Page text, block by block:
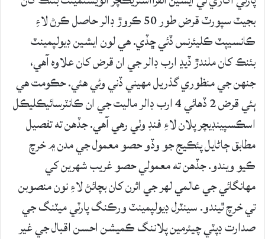
بجيٽ سپورٽ قرض طور 50 ڪروڙ ڊالر حاصل ڪرڻ لاءِ
ڪانسيپٽ ڪليئرنس ڏئي ڇڏي. هي لون ايشين ڊيولپمينٽ
بئنڪ کان ملندڙ ڏيڍ ارب ڊالر جي ان قرض کان علاوه آهي،
جنهن جي منظوري گذريل مهيني ڏني وئي هئي. حڪومت هي
ٻئي قرض 2 ڏهائي 4 ارب ڊالر ماليت جي ان ڪانٽرسائيڪليڪل
اسڪسپينڊيچر پلان لاءِ فنڊ وٺي رهي آهي. جڏهن ته تفصيل
مطابق ڄاڻايل پئڪيج جو وڏو حصو معمول جي مدن ۾ خرچ
ڪيو ويندو. جڏهن ته معمولي حصو غريب شهرين کي
مهانگائي جي عالمي لهر جي اثرن کان بچائڻ لاءِ نون منصوبن
تي خرچ ٿيندو. سينٽرل ڊيولپمينٽ ورڪنگ پارٽي ميٽنگ جي
صدارت ڊپٽي چيئرمين پلاننگ ڪميشن احسن اقبال جي غير